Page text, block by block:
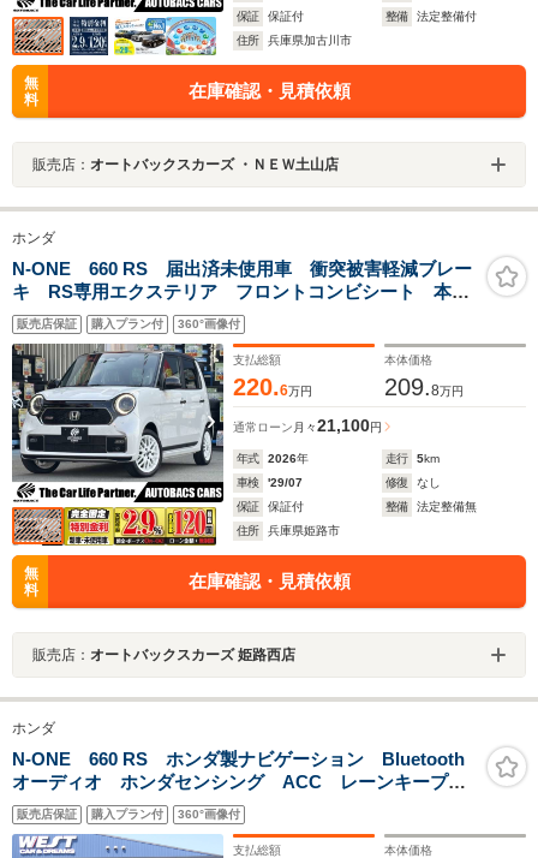
保証
保証付 整備
法定整備付
住所
兵庫県加古川市
無
料
在庫確認・見積依頼
販売店： オートバックスカーズ ・ＮＥＷ土山店
ホンダ
N-ONE 660 RS 届出済未使用車 衝突被害軽減ブレー
キ RS専用エクステリア フロントコンビシート 本革
巻ステアリングホイール・シフトノブ LEDヘッドラン
プ LEDフォグランプ 15インチアルミホイール(ホワイ
ト)
販売店保証 購入プラン付 360°画像付
支払総額
220.6万円
本体価格
209.8万円
通常ローン 月々21,100円
年式 2026年 走行 5km
車検
'29/07 修復
なし
保証
保証付 整備
法定整備無
住所
兵庫県姫路市
無
料
在庫確認・見積依頼
販売店： オートバックスカーズ 姫路西店
ホンダ
N-ONE 660 RS ホンダ製ナビゲーション Bluetooth
オーディオ ホンダセンシング ACC レーンキープ
クリアランスソナー オートホールド 前席シートヒー
ター ステアリングリモコン LEDオートライト
販売店保証 購入プラン付 360°画像付
支払総額 本体価格